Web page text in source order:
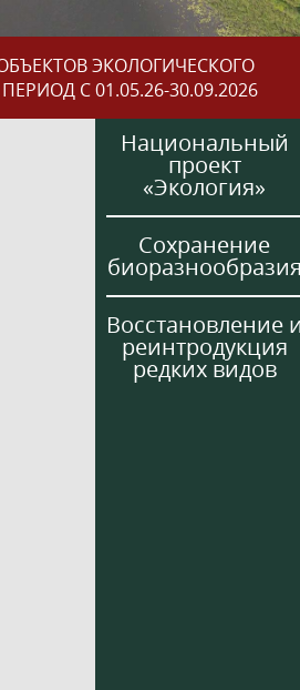
ЭКОЛОГИЧЕСКОГО
С 01.05.26-30.09.2026
Национальный
проект
«Экология»
Сохранение
Восстановление
реинтродукция
редких видов